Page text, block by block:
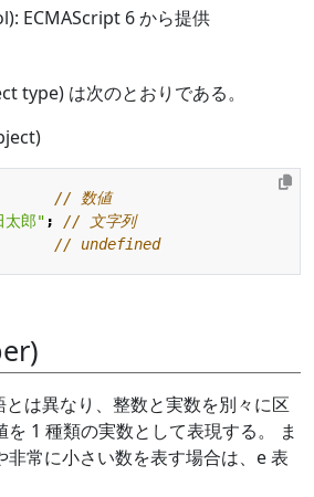
ECMAScript 6 から提供
type) は次のとおりである。
太郎" ;
は異なり、整数と実数を別々に区
1 種類の実数として表現する。 ま
非常に小さい数を表す場合は、e 表